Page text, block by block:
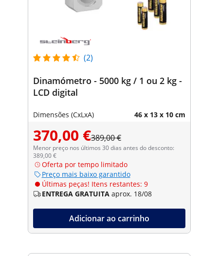
(2)
Dinamómetro - 5000 kg / 1 ou 2 kg -
LCD digital
Dimensões (CxLxA) 46 x 13 x 10 cm
370,00 €389,00 €
Menor preço nos últimos 30 dias antes do desconto:
389,00 €
Oferta por tempo limitado
Preço mais baixo garantido
Últimas peças! Itens restantes: 9
ENTREGA GRATUITA aprox. 18/08
Adicionar ao carrinho